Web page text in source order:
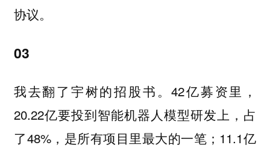
协议。
03
我去翻了宇树的招股书。42亿募资里，
20.22亿要投到智能机器人模型研发上，占
了48%，是所有项目里最大的一笔；11.1亿